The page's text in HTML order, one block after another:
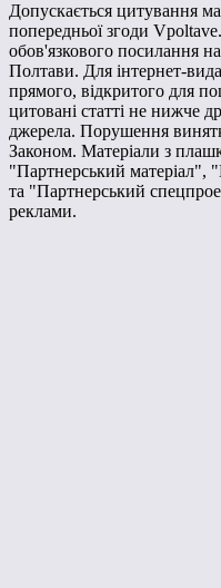
Допускається цитування
попередньої згоди
обов'язкового посилання
Полтави. Для інтернет-
прямого, відкритого для
цитовані статті не нижче
джерела. Порушення
Законом. Матеріали з
"Партнерський матеріал",
та "Партнерський
реклами.